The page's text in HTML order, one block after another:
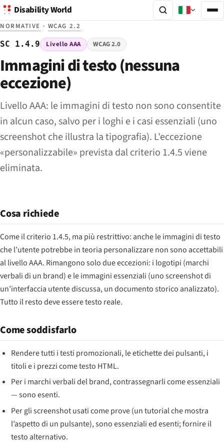
Disability World
NORMATIVE · WCAG 2.2
SC 1.4.9 Livello AAA WCAG 2.0
Immagini di testo (nessuna
eccezione)
Livello AAA: le immagini di testo non sono consentite
in alcun caso, salvo per i loghi e i casi essenziali (uno
screenshot che illustra la tipografia). L'eccezione
«personalizzabile» prevista dal criterio 1.4.5 viene
eliminata.
Cosa richiede
Come il criterio 1.4.5, ma più restrittivo: anche le immagini di testo
che l’utente potrebbe in teoria personalizzare non sono accettabili
al livello AAA. Rimangono solo due eccezioni: i logotipi (marchi
verbali di un brand) e le immagini essenziali (uno screenshot di
un’interfaccia utente discussa, un documento storico analizzato).
Tutto il resto deve essere testo reale.
Come soddisfarlo
Rendere tutti i testi promozionali, le etichette dei pulsanti, i
titoli e i prezzi come testo HTML.
Per i marchi verbali del brand, contrassegnarli come essenziali
— sono esenti.
Per gli screenshot usati come prove (un tutorial che mostra
l’aspetto di un pulsante), sono essenziali ed esenti; fornire il
testo alternativo.